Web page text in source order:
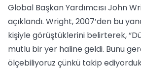
Global Başkan Yardımcısı John
açıklandı. Wright, 2007’den bu
kişiyle görüştüklerini belirterek,
mutlu bir yer haline geldi. Bunu
ölçebiliyoruz çünkü takip